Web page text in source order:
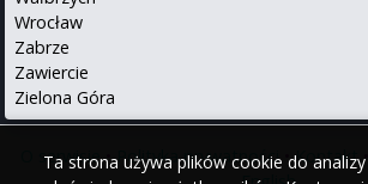
Ta strona używa plików cookie do
Wrocław
Zabrze
Zawiercie
Zielona Góra
O serwisie•Polityka prywatności•Kontakt